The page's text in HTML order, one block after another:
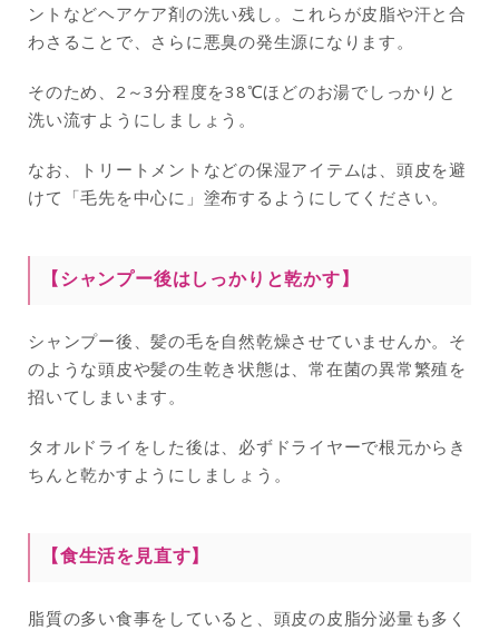
ントなどヘアケア剤の洗い残し。これらが皮脂や汗と合
わさることで、さらに悪臭の発生源になります。
そのため、2～3分程度を38℃ほどのお湯でしっかりと
洗い流すようにしましょう。
なお、トリートメントなどの保湿アイテムは、頭皮を避
けて「毛先を中心に」塗布するようにしてください。
【シャンプー後はしっかりと乾かす】
シャンプー後、髪の毛を自然乾燥させていませんか。そ
のような頭皮や髪の生乾き状態は、常在菌の異常繁殖を
招いてしまいます。
タオルドライをした後は、必ずドライヤーで根元からき
ちんと乾かすようにしましょう。
【食生活を見直す】
脂質の多い食事をしていると、頭皮の皮脂分泌量も多く